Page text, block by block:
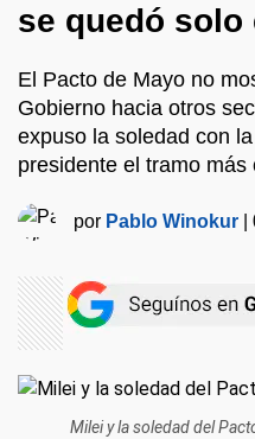
se quedó
El Pacto de Mayo no
Gobierno hacia otros
expuso la soledad con
presidente el tramo
por Pablo Winokur |
Milei y la soledad del